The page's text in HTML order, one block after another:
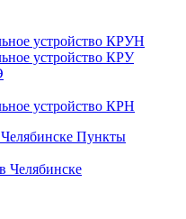
устройство КРУН
устройство КРУ
устройство КРН
Пункты